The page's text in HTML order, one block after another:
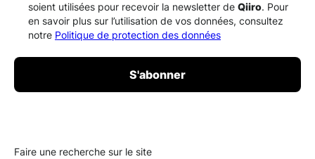
soient utilisées pour recevoir la newsletter de Qiiro. Pour
en savoir plus sur l’utilisation de vos données, consultez
notre Politique de protection des données
Faire une recherche sur le site